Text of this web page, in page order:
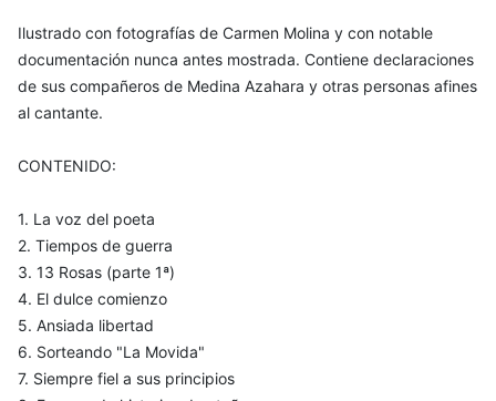
Ilustrado con fotografías de Carmen Molina y con notable
documentación nunca antes mostrada. Contiene declaraciones
de sus compañeros de Medina Azahara y otras personas afines
al cantante.
CONTENIDO:
1. La voz del poeta
2. Tiempos de guerra
3. 13 Rosas (parte 1ª)
4. El dulce comienzo
5. Ansiada libertad
6. Sorteando "La Movida"
7. Siempre fiel a sus principios